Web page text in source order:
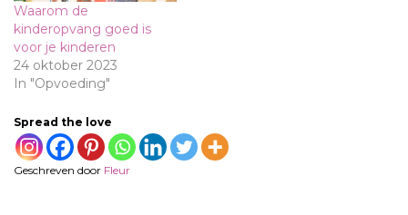
Waarom de
kinderopvang goed is
voor je kinderen
24 oktober 2023
In "Opvoeding"
Spread the love
Geschreven door Fleur